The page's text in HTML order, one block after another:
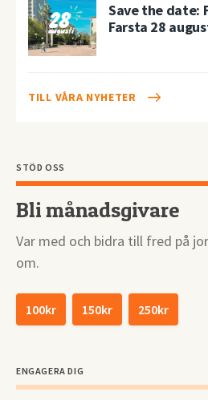
Save the date:
Farsta 28
TILL VÅRA NYHETER
STÖD OSS
Bli månadsgivare
Var med och bidra till fred på
om.
100kr 150kr 250kr
ENGAGERA DIG